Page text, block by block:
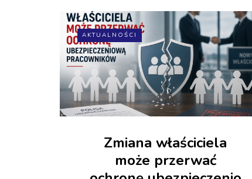
AKTUALNOŚCI
Zmiana właściciela
może przerwać